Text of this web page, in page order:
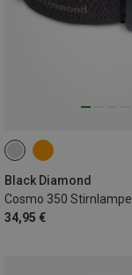
Black Diamond
Cosmo 350 Stirnlampe
34,95 €